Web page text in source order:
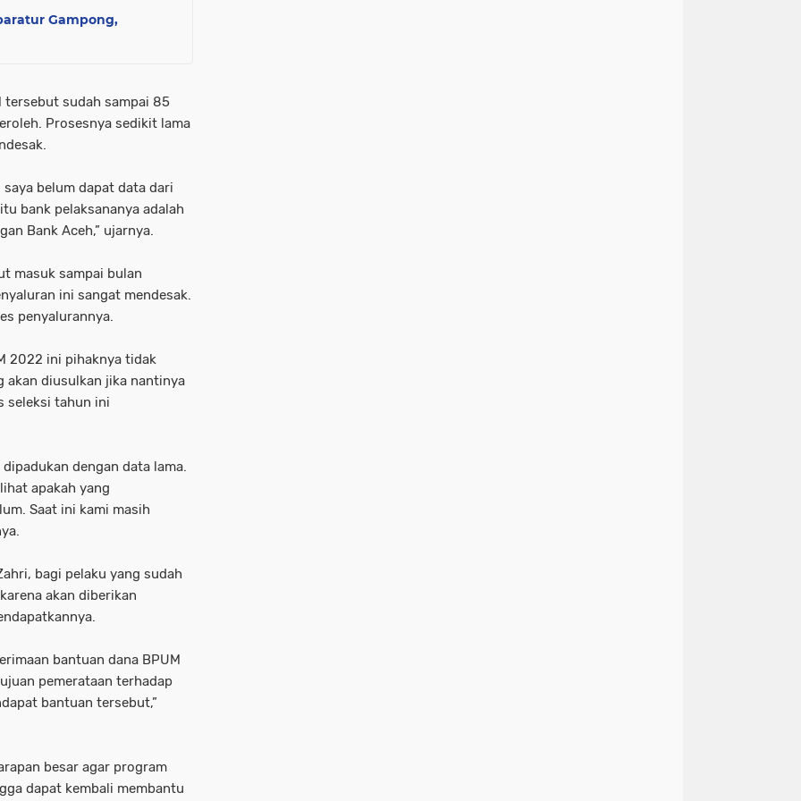
Gampong,
tersebut sudah sampai 85
Prosesnya sedikit lama
belum dapat data dari
bank pelaksananya adalah
Bank Aceh,” ujarnya.
masuk sampai bulan
ini sangat mendesak.
penyalurannya.
2022 ini pihaknya tidak
akan diusulkan jika nantinya
seleksi tahun ini
dengan data lama.
apakah yang
Saat ini kami masih
bagi pelaku yang sudah
akan diberikan
bantuan dana BPUM
pemerataan terhadap
bantuan tersebut,”
besar agar program
dapat kembali membantu